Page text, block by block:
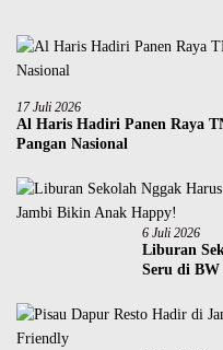
17 Juli 2026
Al Haris Hadiri Panen Raya
Pangan Nasional
6 Juli 2026
Liburan
Seru di